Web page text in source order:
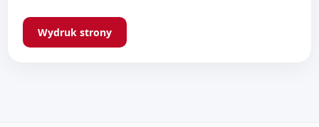
Wydruk strony